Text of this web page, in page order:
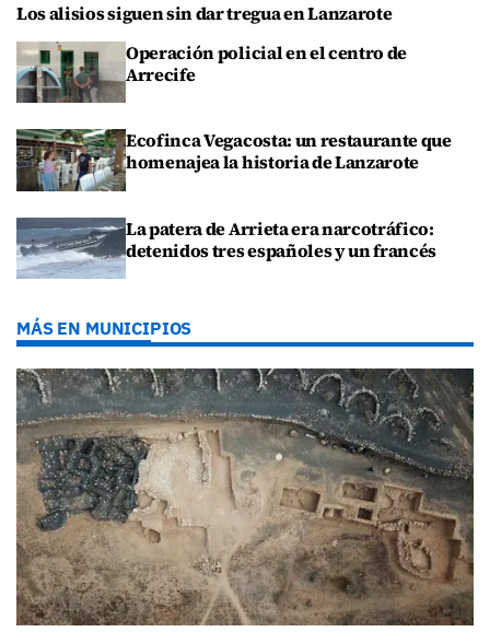
Los alisios siguen sin dar tregua en Lanzarote
Operación policial en el centro de
Arrecife
Ecofinca Vegacosta: un restaurante que
homenajea la historia de Lanzarote
La patera de Arrieta era narcotráfico:
detenidos tres españoles y un francés
MÁS EN MUNICIPIOS